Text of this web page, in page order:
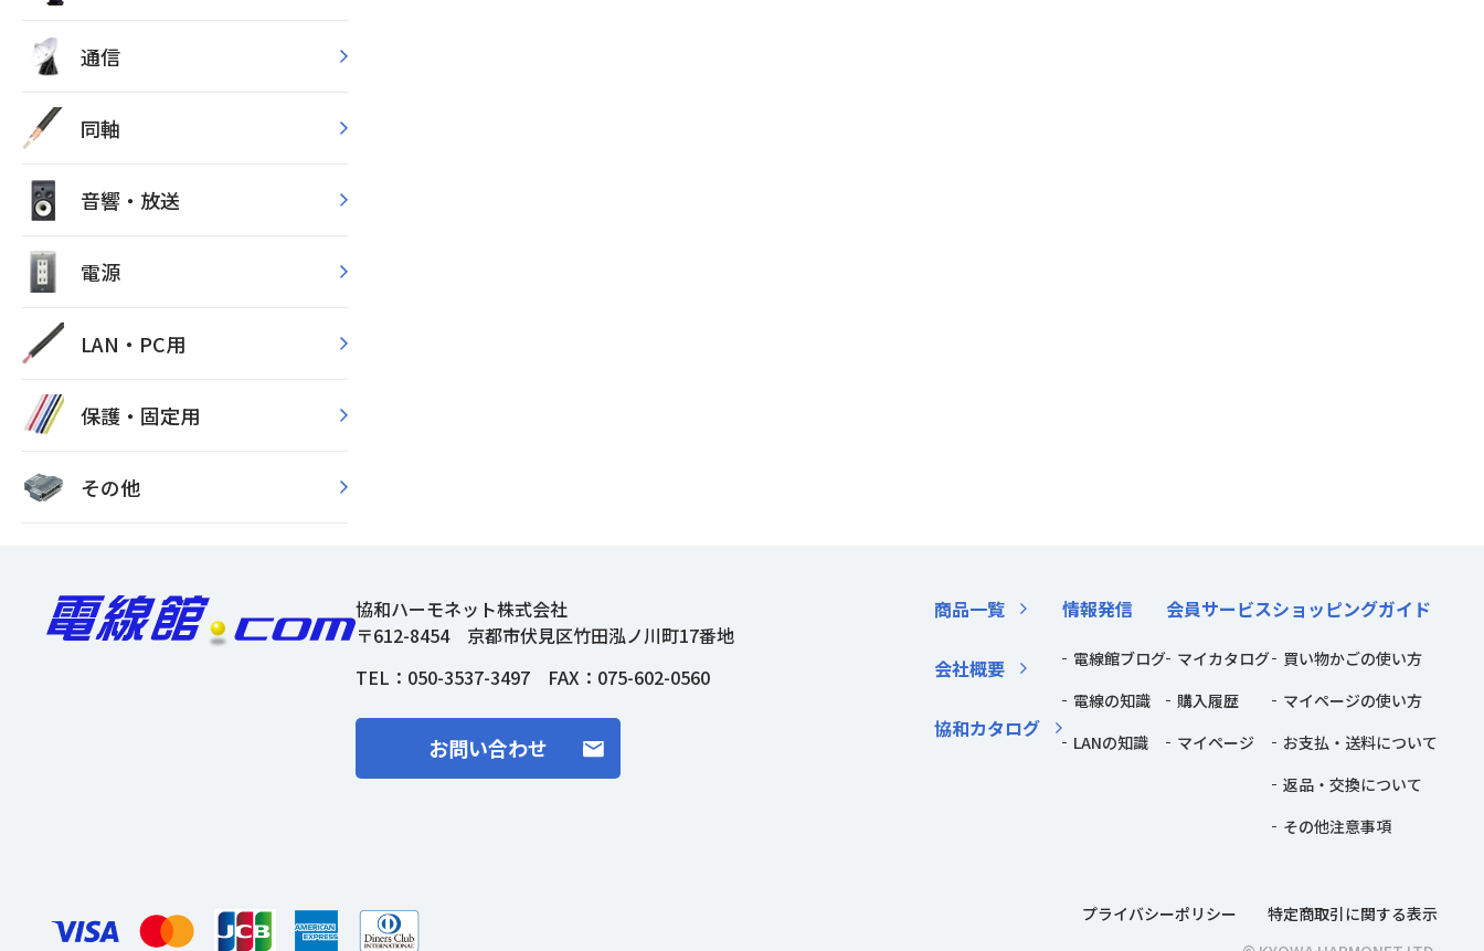
通信
同軸
音響・放送
電源
LAN・PC用
保護・固定用
その他
協和ハーモネット株式会社
〒612-8454 京都市伏見区竹田泓ノ川町17番地
TEL： 050-3537-3497 FAX：075-602-0560
お問い合わせ
商品一覧
会社概要
協和カタログ
情報発信
電線館ブログ
電線の知識
LANの知識
会員サービス
マイカタログ
購入履歴
マイページ
ショッピングガイド
買い物かごの使い方
マイページの使い方
お支払・送料について
返品・交換について
その他注意事項
プライバシーポリシー
特定商取引に関する表示